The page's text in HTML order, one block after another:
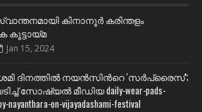
കിനാനൂർ കരിന്തളം
കൂട്ടായ്മ
Jan 15, 2024
ദിനത്തില്‍ നയന്‍സിന്‍റെ 'സര്‍പ്രൈസ്';
സോഷ്യല്‍ മീഡിയ daily-wear-pads-
nayanthara-on-vijayadashami-festival